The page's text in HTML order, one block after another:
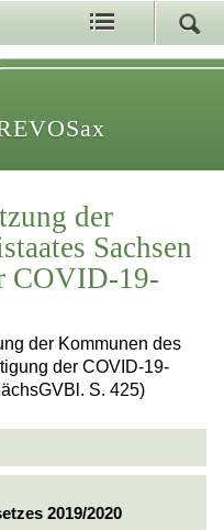
der
Sachsen
COVID-19-
der Kommunen des
der COVID-19-
S. 425)
2019/2020